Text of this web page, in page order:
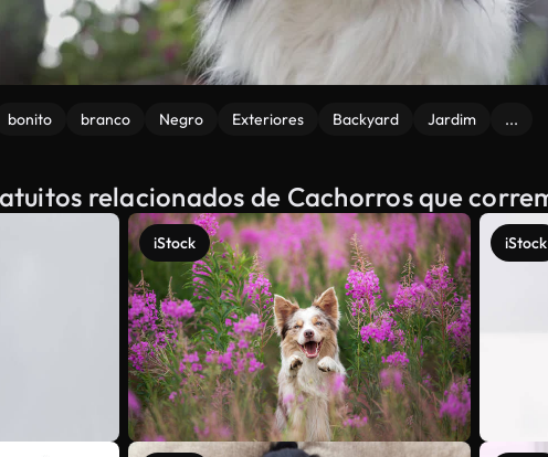
bonito branco Negro Exteriores Backyard Jardim ...
relacionados de Cachorros que
iStock iStock